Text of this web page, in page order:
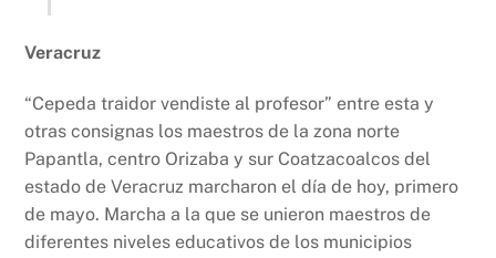
Veracruz
“Cepeda traidor vendiste al profesor” entre esta y
otras consignas los maestros de la zona norte
Papantla, centro Orizaba y sur Coatzacoalcos del
estado de Veracruz marcharon el día de hoy, primero
de mayo. Marcha a la que se unieron maestros de
diferentes niveles educativos de los municipios